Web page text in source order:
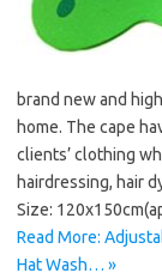
brand new and
home. The cape
clients’ clothing
hairdressing, hair
Size:
Read More:
Hat Wash… »